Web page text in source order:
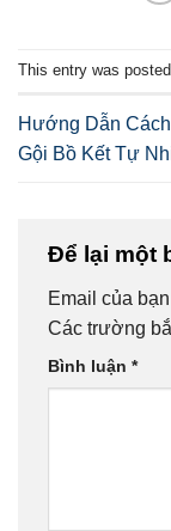
This entry was
Hướng Dẫn
Gội Bồ Kết Tự
Để lại một
Email của
Các trường
Bình luận *